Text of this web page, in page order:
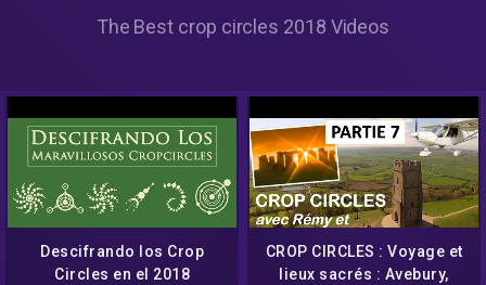
The Best crop circles 2018 Videos
Descifrando los Crop
Circles en el 2018
CROP CIRCLES : Voyage et
lieux sacrés : Avebury,